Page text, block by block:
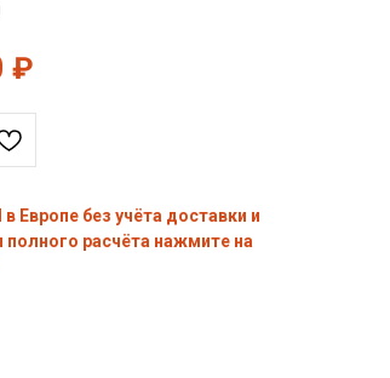
₽
Европе без учёта доставки и
расчёта нажмите на